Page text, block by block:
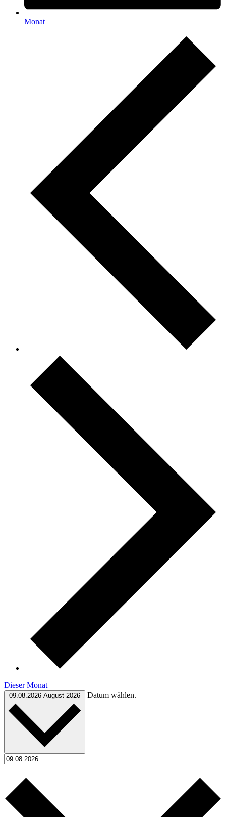
Monat
Dieser Monat
09.08.2026 August 2026 Datum wählen.